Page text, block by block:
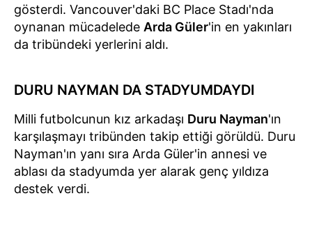
gösterdi. Vancouver'daki BC Place Stadı'nda
oynanan mücadelede Arda Güler'in en yakınları
da tribündeki yerlerini aldı.
DURU NAYMAN DA STADYUMDAYDI
Milli futbolcunun kız arkadaşı Duru Nayman'ın
karşılaşmayı tribünden takip ettiği görüldü. Duru
Nayman'ın yanı sıra Arda Güler'in annesi ve
ablası da stadyumda yer alarak genç yıldıza
destek verdi.